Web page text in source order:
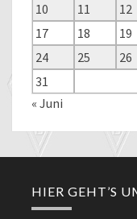
10
11 12
17
18 19
24
25 26
31
« Juni
HIER GEHT’S